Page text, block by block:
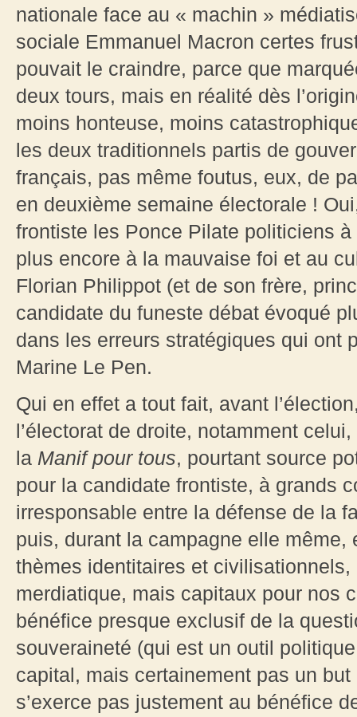
nationale face au « machin »
sociale Emmanuel Macron certes
pouvait le craindre, parce que
deux tours, mais en réalité dès
moins honteuse, moins
les deux traditionnels partis de
français, pas même foutus, eux, de
en deuxième semaine électorale !
frontiste les Ponce Pilate politiciens
plus encore à la mauvaise foi et au
Florian Philippot (et de son frère,
candidate du funeste débat évoqué
dans les erreurs stratégiques qui ont
Marine Le Pen.
Qui en effet a tout fait, avant
l’électorat de droite, notamment
la Manif pour tous, pourtant source
pour la candidate frontiste, à grands
irresponsable entre la défense de la
puis, durant la campagne elle
thèmes identitaires et
merdiatique, mais capitaux pour nos
bénéfice presque exclusif de la
souveraineté (qui est un outil
capital, mais certainement pas un
s’exerce pas justement au bénéfice